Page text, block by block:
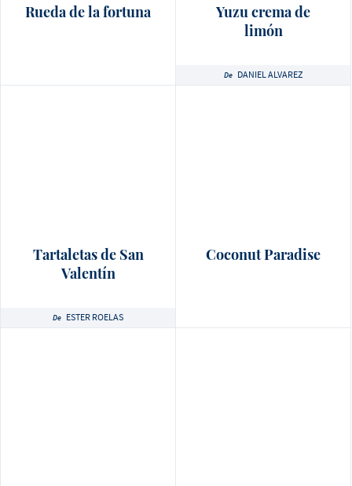
Rueda de la fortuna
Yuzu crema de
limón
De DANIEL ALVAREZ
Tartaletas de San
Valentín
De ESTER ROELAS
Coconut Paradise